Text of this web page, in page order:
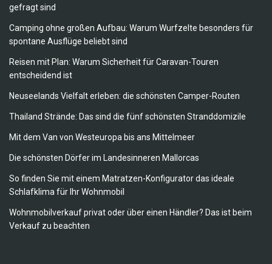
gefragt sind
Camping ohne großen Aufbau: Warum Wurfzelte besonders für
spontane Ausflüge beliebt sind
Reisen mit Plan: Warum Sicherheit für Caravan-Touren
entscheidend ist
Neuseelands Vielfalt erleben: die schönsten Camper-Routen
Thailand Strände: Das sind die fünf schönsten Stranddomizile
Mit dem Van von Westeuropa bis ans Mittelmeer
Die schönsten Dörfer im Landesinneren Mallorcas
So finden Sie mit einem Matratzen-Konfigurator das ideale
Schlafklima für Ihr Wohnmobil
Wohnmobilverkauf privat oder über einen Händler? Das ist beim
Verkauf zu beachten